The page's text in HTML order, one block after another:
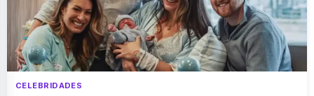
CELEBRIDADES